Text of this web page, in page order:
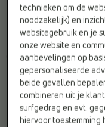
HIGH HEELS
Signatur
Vorige laagste prijs:
€ 26,98
€
59,95
Breedte zool:F -
Hakhoogte:Hoge Hakken
cm)
Kleur:Zwart
technieken om de
noodzakelijk) en
websitegebruik en je
onze website en
aanbevelingen op
gepersonaliseerde
beide gevallen
combineren uit je
surfgedrag en evt.
hiervoor toestemming